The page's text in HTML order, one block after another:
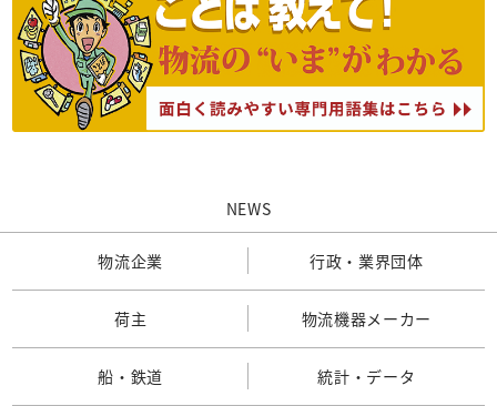
NEWS
物流企業 行政・業界団体
荷主 物流機器メーカー
船・鉄道 統計・データ